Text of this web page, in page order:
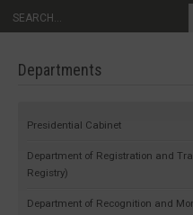
SEARCH...
Departments
Presidential Cabinet
Department of Registration and
Registry)
Department of Recognition and